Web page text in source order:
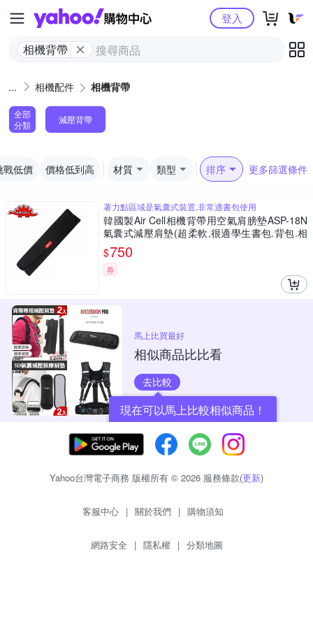
Yahoo購物中心
相機背帶
登入
相機配件 相機背帶
全部
分類
減壓背帶
戰低價 價格低到高 材質 類型 排序 更多篩選條件
著力點區域是氣囊式裝置,非常適書包使用
韓國製Air Cell相機背帶用空氣肩膀墊ASP-18N
氣囊式減壓肩墊(超柔軟,很適學生書包.背包.相
機包揹帶耐重減重)
$750
券
馬上比買最好
相似商品比比看
去比較
現在可以馬上比較相似商品！
Yahoo台灣電子商務 版權所有 © 2026 服務條款(更新)
客服中心 | 關於我們 | 購物須知
網路安全 | 隱私權 | 分類地圖